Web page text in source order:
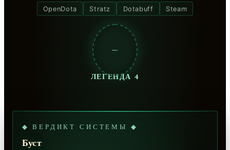
OpenDota Stratz Dotabuff Steam
—
ЛЕГЕНДА 4
◆ ВЕРДИКТ СИСТЕМЫ ◆
Буст